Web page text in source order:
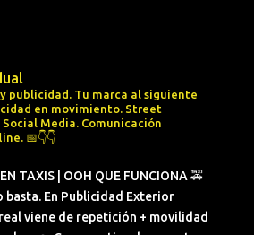
publicidad. Tu marca al siguiente
en movimiento. Street
Social Media. Comunicación
📅👇👇